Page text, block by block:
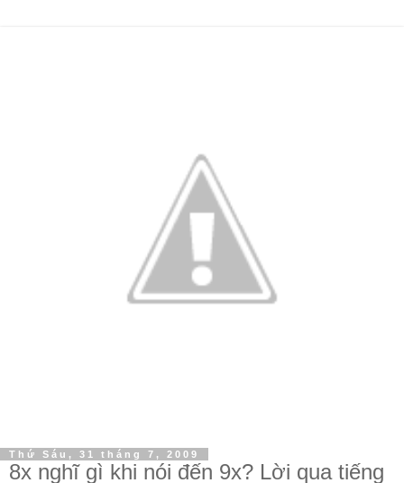
Thứ Sáu, 31 tháng 7, 2009
8x nghĩ gì khi nói đến 9x? Lời qua tiếng